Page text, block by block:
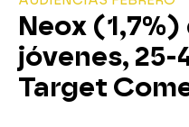
Neox
jóvenes, 25-
Target